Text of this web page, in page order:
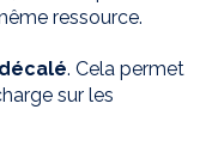
ressource.
. Cela permet
sur les